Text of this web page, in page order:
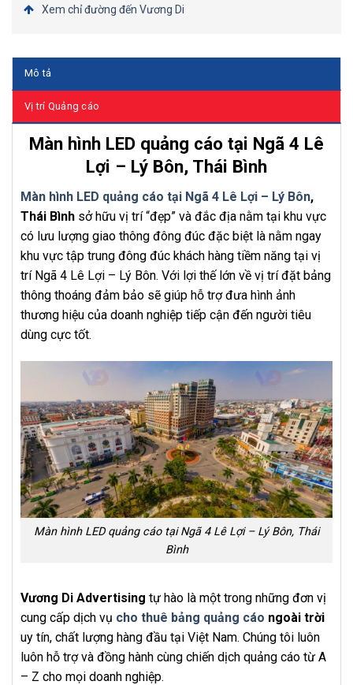
Xem chỉ đường đến Vương Di
Mô tả
Vị trí Quảng cáo
Màn hình LED quảng cáo tại Ngã 4 Lê
Lợi – Lý Bôn, Thái Bình
Màn hình LED quảng cáo tại Ngã 4 Lê Lợi – Lý Bôn,
Thái Bình sở hữu vị trí “đẹp” và đắc địa nằm tại khu vực
có lưu lượng giao thông đông đúc đặc biệt là nằm ngay
khu vực tập trung đông đúc khách hàng tiềm năng tại vị
trí Ngã 4 Lê Lợi – Lý Bôn. Với lợi thế lớn về vị trí đặt bảng
thông thoáng đảm bảo sẽ giúp hỗ trợ đưa hình ảnh
thương hiệu của doanh nghiệp tiếp cận đến người tiêu
dùng cực tốt.
Màn hình LED quảng cáo tại Ngã 4 Lê Lợi – Lý Bôn, Thái
Bình
Vương Di Advertising tự hào là một trong những đơn vị
cung cấp dịch vụ cho thuê bảng quảng cáo ngoài trời
uy tín, chất lượng hàng đầu tại Việt Nam. Chúng tôi luôn
luôn hỗ trợ và đồng hành cùng chiến dịch quảng cáo từ A
– Z cho mọi doanh nghiệp.